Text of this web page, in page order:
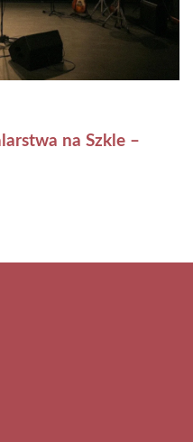
na Szkle –